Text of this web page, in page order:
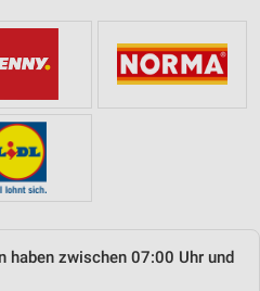
haben zwischen 07:00 Uhr und